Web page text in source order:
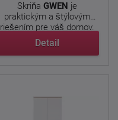
Skriňa GWEN je
praktickým a štýlovým
riešením pre váš domov.
Táto ...
Detail